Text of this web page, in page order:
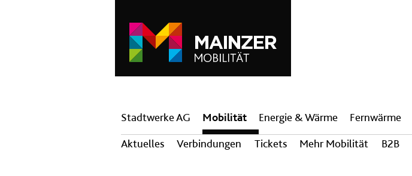
Hauptnavigation
Stadtwerke AG
Mobilität
Aktuelles
Verbindungen Tickets Mehr Mobilität B2B
Energie & Wärme Fern­wärme